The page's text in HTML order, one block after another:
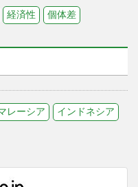
経済性 個体差
レーシア インドネシア